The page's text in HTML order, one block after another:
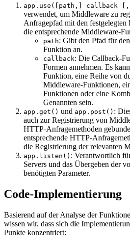
app.use([path,] callback
verwendet, um Middleware zu
Anfragepfad mit den
die entsprechende Middleware-
path: Gibt den Pfad für
Funktion an.
callback: Die Callback-
Formen annehmen. Es
Funktion, eine Reihe von
Middleware-Funktionen,
Funktionen oder eine
Genannten sein.
app.get() und app.post() :
auch zur Registrierung von
HTTP-Anfragemethoden
entsprechende HTTP-
die Registrierung der relevanten
app.listen() : Verantwortlich
Servers und das Übergeben der
benötigten Parameter.
Code-Implementierung
Basierend auf der Analyse der
wissen wir, dass sich die
Punkte konzentriert: